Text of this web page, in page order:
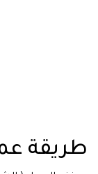
طريقة